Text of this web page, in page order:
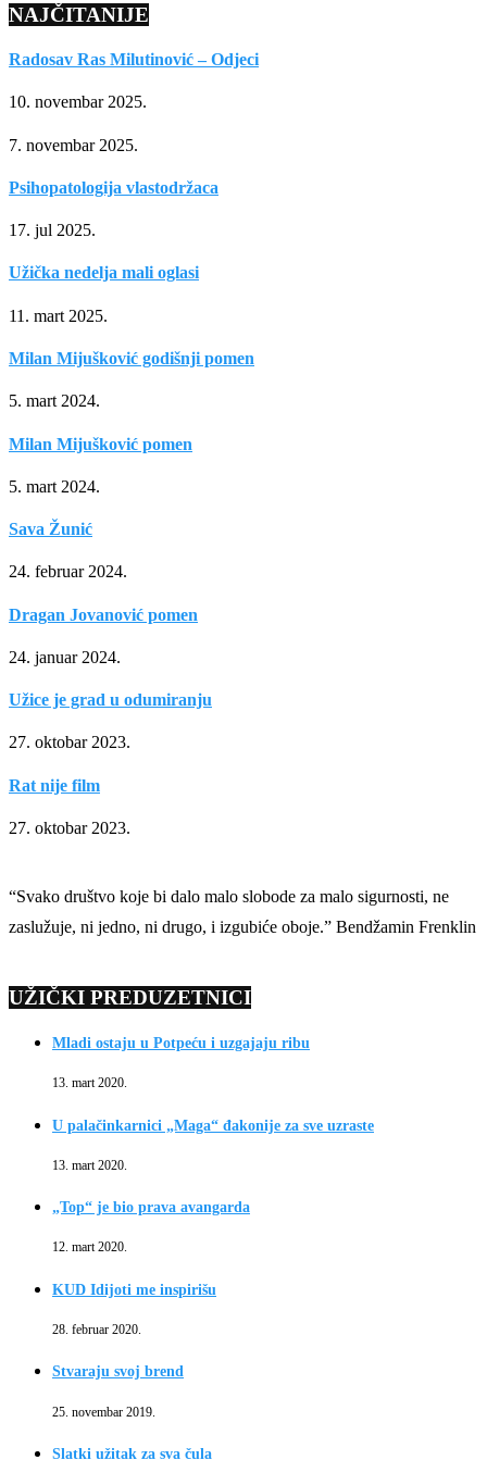
NAJČITANIJE
Radosav Ras Milutinović – Odjeci
10. novembar 2025.
7. novembar 2025.
Psihopatologija vlastodržaca
17. jul 2025.
Užička nedelja mali oglasi
11. mart 2025.
Milan Mijušković godišnji pomen
5. mart 2024.
Milan Mijušković pomen
5. mart 2024.
Sava Žunić
24. februar 2024.
Dragan Jovanović pomen
24. januar 2024.
Užice je grad u odumiranju
27. oktobar 2023.
Rat nije film
27. oktobar 2023.
“Svako društvo koje bi dalo malo slobode za malo sigurnosti, ne
zaslužuje, ni jedno, ni drugo, i izgubiće oboje.” Bendžamin Frenklin
UŽIČKI PREDUZETNICI
Mladi ostaju u Potpeću i uzgajaju ribu
13. mart 2020.
U palačinkarnici „Maga“ đakonije za sve uzraste
13. mart 2020.
„Top“ je bio prava avangarda
12. mart 2020.
KUD Idijoti me inspirišu
28. februar 2020.
Stvaraju svoj brend
25. novembar 2019.
Slatki užitak za sva čula